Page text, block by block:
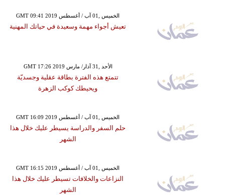
GMT 09:41 2019 الخميس ,01 آب / أغسطس
تعيش أجواء مهمة وسعيدة في حياتك المهنية
GMT 17:26 2019 الأحد ,31 آذار/ مارس
تتمتع هذه الفترة بطاقة عقلية وجسديّة
ويحيطك كوكب الزهرة
GMT 16:09 2019 الخميس ,01 آب / أغسطس
حلم السفر والدراسة يسيطر عليك خلال هذا
الشهر
GMT 16:15 2019 الخميس ,01 آب / أغسطس
النزاعات والخلافات تسيطر عليك خلال هذا
الشهر